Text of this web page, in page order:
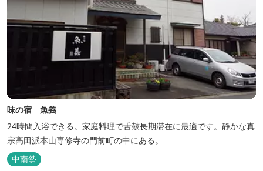
味の宿 魚義
24時間入浴できる。家庭料理で舌鼓長期滞在に最適です。静かな真
宗高田派本山専修寺の門前町の中にある。
中南勢